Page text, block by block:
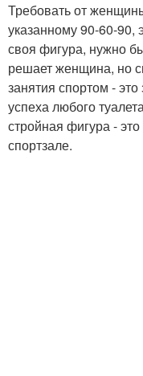
Требовать от
указанному 90-60-
своя фигура, нужно
решает женщина, но
занятия спортом -
успеха любого
стройная фигура -
спортзале.